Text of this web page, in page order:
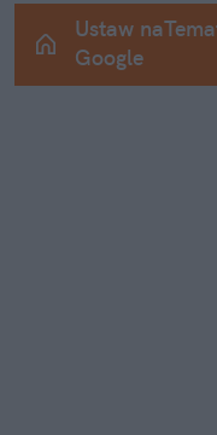
Ustaw
Google